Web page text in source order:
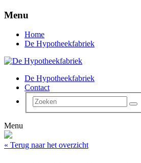
Menu
Home
De Hypotheekfabriek
De Hypotheekfabriek
Contact
Menu
« Terug naar het overzicht